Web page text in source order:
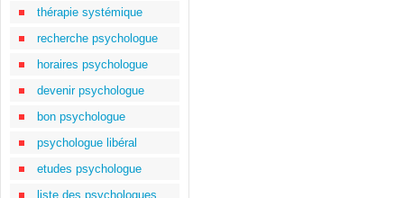
thérapie systémique
recherche psychologue
horaires psychologue
devenir psychologue
bon psychologue
psychologue libéral
etudes psychologue
liste des psychologues